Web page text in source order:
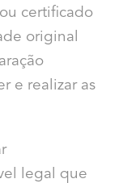
certificado
original
e realizar as
legal que